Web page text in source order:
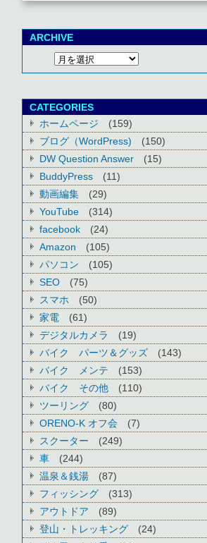
ARCHIVE
CATEGORIES
ホームページ
(159)
ブログ（WordPress)
(150)
DW Question Answer
(15)
BuddyPress
(11)
動画編集
(29)
YouTube
(314)
facebook
(24)
Amazon
(105)
パソコン
(105)
SEO
(75)
スマホ
(50)
家電
(61)
デジタルカメラ
(19)
バイク パーツ＆グッズ
(143)
バイク メンテ
(153)
バイク その他
(110)
ツーリング
(80)
ORENO-K オフ会
(7)
スクーター
(249)
車
(244)
温泉＆銭湯
(87)
フィッシング
(313)
アウトドア
(89)
登山・トレッキング
(24)